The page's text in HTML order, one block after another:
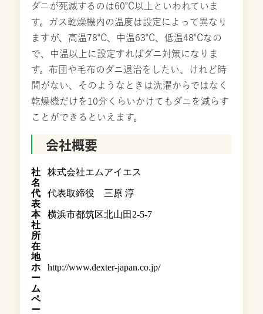
ダニが死滅するのは60℃以上といわれていま
す。ガス乾燥機内の温度は設定によって異なり
ますが、高温78℃、中温63℃、低温48℃なの
で、中温以上に設定すればダニ対策になりま
す。布団や毛布のダニ退治をしたい、けれど時
間がない、そのようなときは洗濯からではなく
乾燥機だけを10分くらいかけてもダニを減らす
ことができるといえます。
会社概要
社
名
株式会社エムアイエス
代
表
代表取締役 三原 淳
本
社
所
在
地
横浜市都筑区北山田2-5-7
ホ
ー
ム
ペ
ー
http://www.dexter-japan.co.jp/